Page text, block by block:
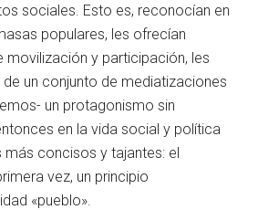
sociales. Esto es, reconocían en
populares, les ofrecían
movilización y participación, les
un conjunto de mediatizaciones
un protagonismo sin
en la vida social y política
más concisos y tajantes: el
vez, un principio
«pueblo».